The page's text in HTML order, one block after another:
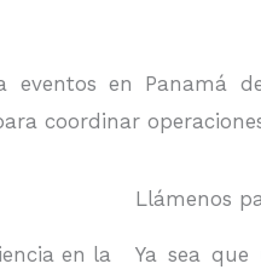
en Panamá de
coordinar
en la
Llámenos
Ya sea